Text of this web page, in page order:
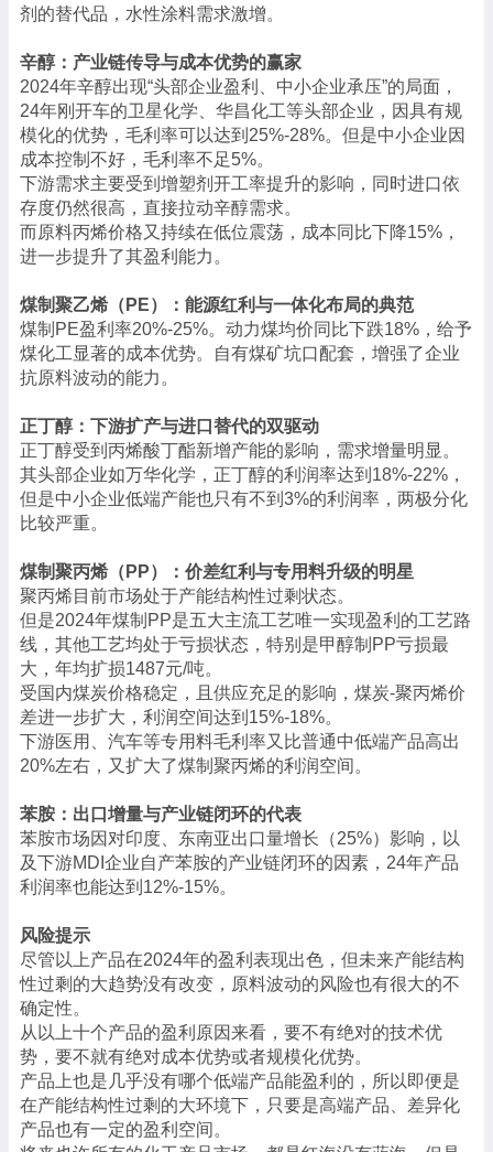
剂的替代品，水性涂料需求激增。
辛醇：产业链传导与成本优势的赢家
2024年辛醇出现“头部企业盈利、中小企业承压”的局面，
24年刚开车的卫星化学、华昌化工等头部企业，因具有规
模化的优势，毛利率可以达到25%-28%。但是中小企业因
成本控制不好，毛利率不足5%。
下游需求主要受到增塑剂开工率提升的影响，同时进口依
存度仍然很高，直接拉动辛醇需求。
而原料丙烯价格又持续在低位震荡，成本同比下降15%，
进一步提升了其盈利能力。
煤制聚乙烯（PE）：能源红利与一体化布局的典范
煤制PE盈利率20%-25%。动力煤均价同比下跌18%，给予
煤化工显著的成本优势。自有煤矿坑口配套，增强了企业
抗原料波动的能力。
正丁醇：下游扩产与进口替代的双驱动
正丁醇受到丙烯酸丁酯新增产能的影响，需求增量明显。
其头部企业如万华化学，正丁醇的利润率达到18%-22%，
但是中小企业低端产能也只有不到3%的利润率，两极分化
比较严重。
煤制聚丙烯（PP）：价差红利与专用料升级的明星
聚丙烯目前市场处于产能结构性过剩状态。
但是2024年煤制PP是五大主流工艺唯一实现盈利的工艺路
线，其他工艺均处于亏损状态，特别是甲醇制PP亏损最
大，年均扩损1487元/吨。
受国内煤炭价格稳定，且供应充足的影响，煤炭-聚丙烯价
差进一步扩大，利润空间达到15%-18%。
下游医用、汽车等专用料毛利率又比普通中低端产品高出
20%左右，又扩大了煤制聚丙烯的利润空间。
苯胺：出口增量与产业链闭环的代表
苯胺市场因对印度、东南亚出口量增长（25%）影响，以
及下游MDI企业自产苯胺的产业链闭环的因素，24年产品
利润率也能达到12%-15%。
风险提示
尽管以上产品在2024年的盈利表现出色，但未来产能结构
性过剩的大趋势没有改变，原料波动的风险也有很大的不
确定性。
从以上十个产品的盈利原因来看，要不有绝对的技术优
势，要不就有绝对成本优势或者规模化优势。
产品上也是几乎没有哪个低端产品能盈利的，所以即便是
在产能结构性过剩的大环境下，只要是高端产品、差异化
产品也有一定的盈利空间。